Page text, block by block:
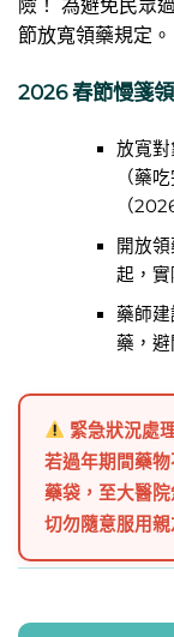
險！ 為避免民眾
節放寬領藥規定。
2026 春節慢箋
放寬對
（藥
（
開放
起，
藥師
藥，避
緊急狀況處
若過年期間藥
藥袋，至大醫
切勿隨意服用